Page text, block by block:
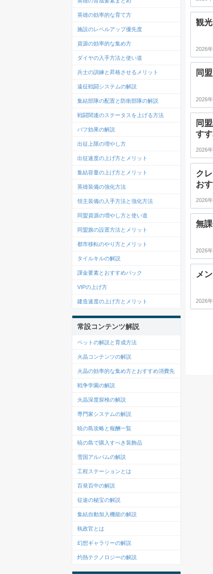
観
2026
同
2026
同
す
2026
ク
お
2026
無
2026
メ
2026
英雄の効率的な育て方
施設のレベルアップ優先度
資源の効率的な集め方
ダイヤの入手方法と使い道
兵士の訓練と昇格させるメリット
遠征戦闘システムの解説
集結部隊の配置と防衛部隊の解説
戦闘関連のステータスを上げる方法
バフ効果の解説
出征上限の増やし方
出征速度の上げ方とメリット
集結容量の上げ方とメリット
英雄装備の強化方法
領主装備の入手方法と強化方法
同盟資源の増やし方と使い道
同盟旗の設置方法とメリット
都市移転のやり方とメリット
タイルキルの解説
課金要素とおすすめパック
VIPの上げ方
建造速度の上げ方とメリット
常設コンテンツ解説
ペットの解説と育成方法
火晶コンテンツの解説
火晶の効率的な集め方とおすすめ消費先
戦争学園の解説
火晶深度探検の解説
専門家システムの解説
暁の島攻略と報酬一覧
暁の島で購入すべき装飾品
雪国アルバムの解説
工程ステーションとは
百発百中の解説
征途の秘宝の解説
集結自動加入機能の解説
執政官とは
幻想ギャラリーの解説
灼熱テクノロジーの解説